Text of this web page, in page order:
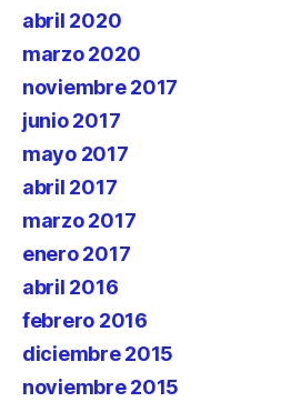
abril 2020
marzo 2020
noviembre 2017
junio 2017
mayo 2017
abril 2017
marzo 2017
enero 2017
abril 2016
febrero 2016
diciembre 2015
noviembre 2015